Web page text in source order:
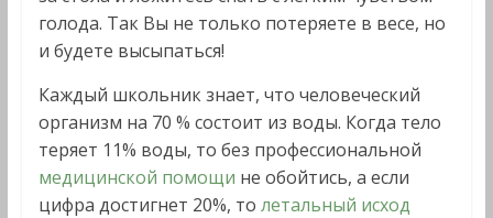
голода. Так Вы не только потеряете в весе, но
и будете высыпаться!
Каждый школьник знает, что человеческий
организм на 70 % состоит из воды. Когда тело
теряет 11% воды, то без профессиональной
медицинской помощи не обойтись, а если
цифра достигнет 20%, то летальный исход